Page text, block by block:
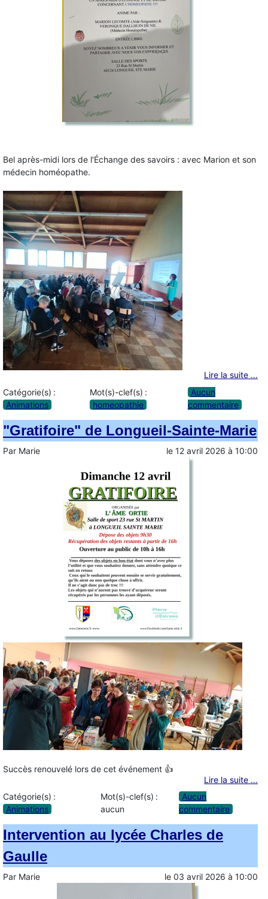
Bel après-midi lors de l'Échange des savoirs : avec Marion et son
médecin homéopathe.
Lire la suite …
Catégorie(s) :
Animations
Mot(s)-clef(s) :
homeopathie
Aucun
commentaire
"Gratifoire" de Longueil-Sainte-Marie
Par Marie le 12 avril 2026 à 10:00
Succès renouvelé lors de cet événement 👍
Lire la suite …
Catégorie(s) :
Animations
Mot(s)-clef(s) :
aucun
Aucun
commentaire
Intervention au lycée Charles de
Gaulle
Par Marie le 03 avril 2026 à 10:00